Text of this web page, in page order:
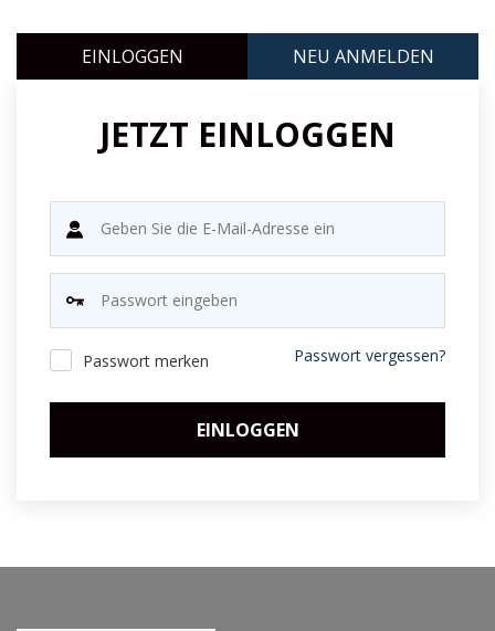
EINLOGGEN NEU ANMELDEN
JETZT EINLOGGEN
Passwort merken Passwort vergessen?
EINLOGGEN